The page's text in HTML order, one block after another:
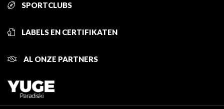
SPORTCLUBS
LABELS EN CERTIFIKATEN
AL ONZE PARTNERS